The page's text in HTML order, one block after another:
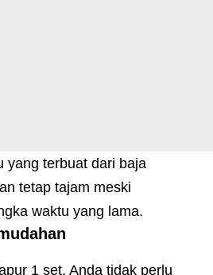
yang terbuat dari baja
tetap tajam meski
waktu yang lama.
1 set, Anda tidak perlu